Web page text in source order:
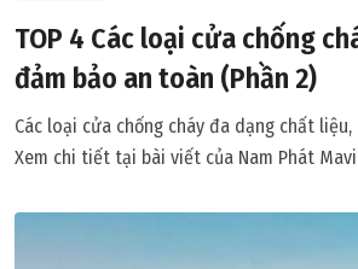
TOP 4 Các loại cửa chống
đảm bảo an toàn (Phần 2)
Các loại cửa chống cháy đa dạng chất
Xem chi tiết tại bài viết của Nam Phát Mavi